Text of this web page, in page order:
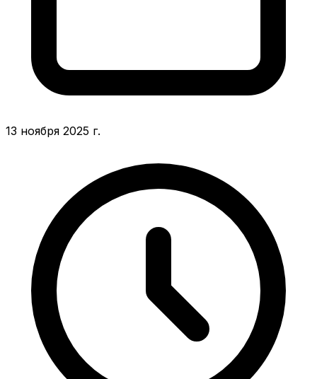
13 ноября 2025 г.